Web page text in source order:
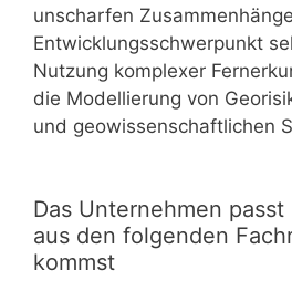
unscharfen
Entwicklungsschwerpunkt
Nutzung komplexer
die Modellierung von
und geowissenschaftlichen
Das Unternehmen
aus den folgenden
kommst